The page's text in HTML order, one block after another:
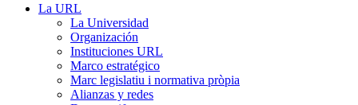
La URL
La Universidad
Organización
Instituciones URL
Marco estratégico
Marc legislatiu i normativa pròpia
Alianzas y redes